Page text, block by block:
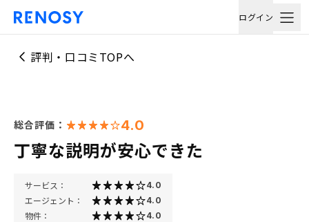
ログイン
評判・口コミTOPへ
総合評価： 4.0
丁寧な説明が安心できた
サービス： 4.0
エージェント： 4.0
物件： 4.0